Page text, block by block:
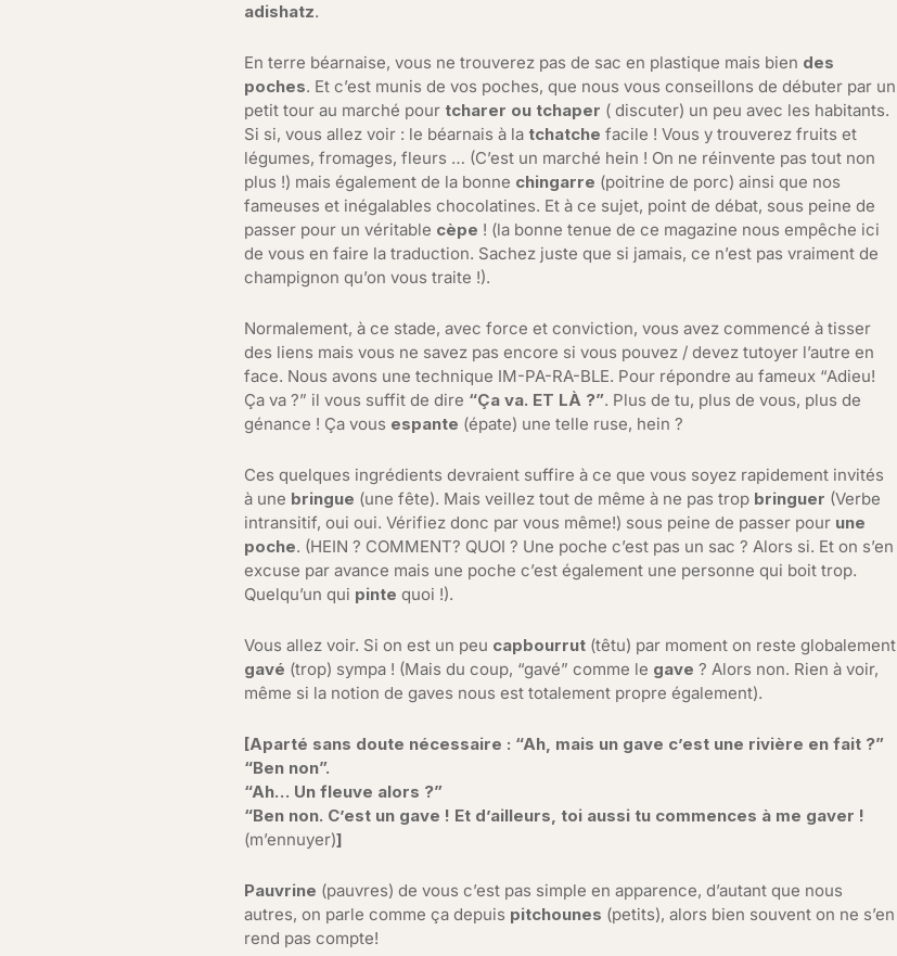
adishatz.
En terre béarnaise, vous ne trouverez pas de sac en plastique mais bien des
poches. Et c’est munis de vos poches, que nous vous conseillons de débuter par un
petit tour au marché pour tcharer ou tchaper ( discuter) un peu avec les habitants.
Si si, vous allez voir : le béarnais à la tchatche facile ! Vous y trouverez fruits et
légumes, fromages, fleurs … (C’est un marché hein ! On ne réinvente pas tout non
plus !) mais également de la bonne chingarre (poitrine de porc) ainsi que nos
fameuses et inégalables chocolatines. Et à ce sujet, point de débat, sous peine de
passer pour un véritable cèpe ! (la bonne tenue de ce magazine nous empêche ici
de vous en faire la traduction. Sachez juste que si jamais, ce n’est pas vraiment de
champignon qu’on vous traite !).
Normalement, à ce stade, avec force et conviction, vous avez commencé à tisser
des liens mais vous ne savez pas encore si vous pouvez / devez tutoyer l’autre en
face. Nous avons une technique IM-PA-RA-BLE. Pour répondre au fameux “Adieu!
Ça va ?” il vous suffit de dire “Ça va. ET LÀ ?”. Plus de tu, plus de vous, plus de
génance ! Ça vous espante (épate) une telle ruse, hein ?
Ces quelques ingrédients devraient suffire à ce que vous soyez rapidement invités
à une bringue (une fête). Mais veillez tout de même à ne pas trop bringuer (Verbe
intransitif, oui oui. Vérifiez donc par vous même!) sous peine de passer pour une
poche. (HEIN ? COMMENT? QUOI ? Une poche c’est pas un sac ? Alors si. Et on s’en
excuse par avance mais une poche c’est également une personne qui boit trop.
Quelqu’un qui pinte quoi !).
Vous allez voir. Si on est un peu capbourrut (têtu) par moment on reste globalement
gavé (trop) sympa ! (Mais du coup, “gavé” comme le gave ? Alors non. Rien à voir,
même si la notion de gaves nous est totalement propre également).
[Aparté sans doute nécessaire : “Ah, mais un gave c’est une rivière en fait ?”
“Ben non”.
“Ah… Un fleuve alors ?”
“Ben non. C’est un gave ! Et d’ailleurs, toi aussi tu commences à me gaver !
(m’ennuyer)]
Pauvrine (pauvres) de vous c’est pas simple en apparence, d’autant que nous
autres, on parle comme ça depuis pitchounes (petits), alors bien souvent on ne s’en
rend pas compte!